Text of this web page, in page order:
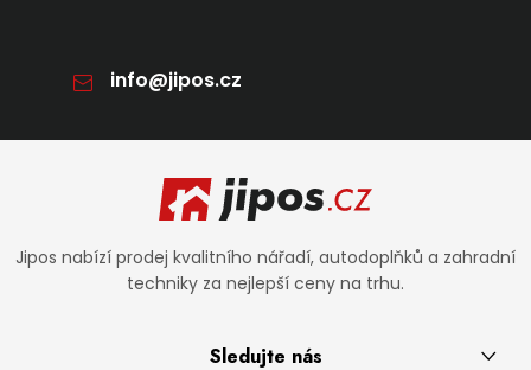
info@jipos.cz
Zápatí
Jipos nabízí prodej kvalitního nářadí, autodoplňků a zahradní
techniky za nejlepší ceny na trhu.
Sledujte nás